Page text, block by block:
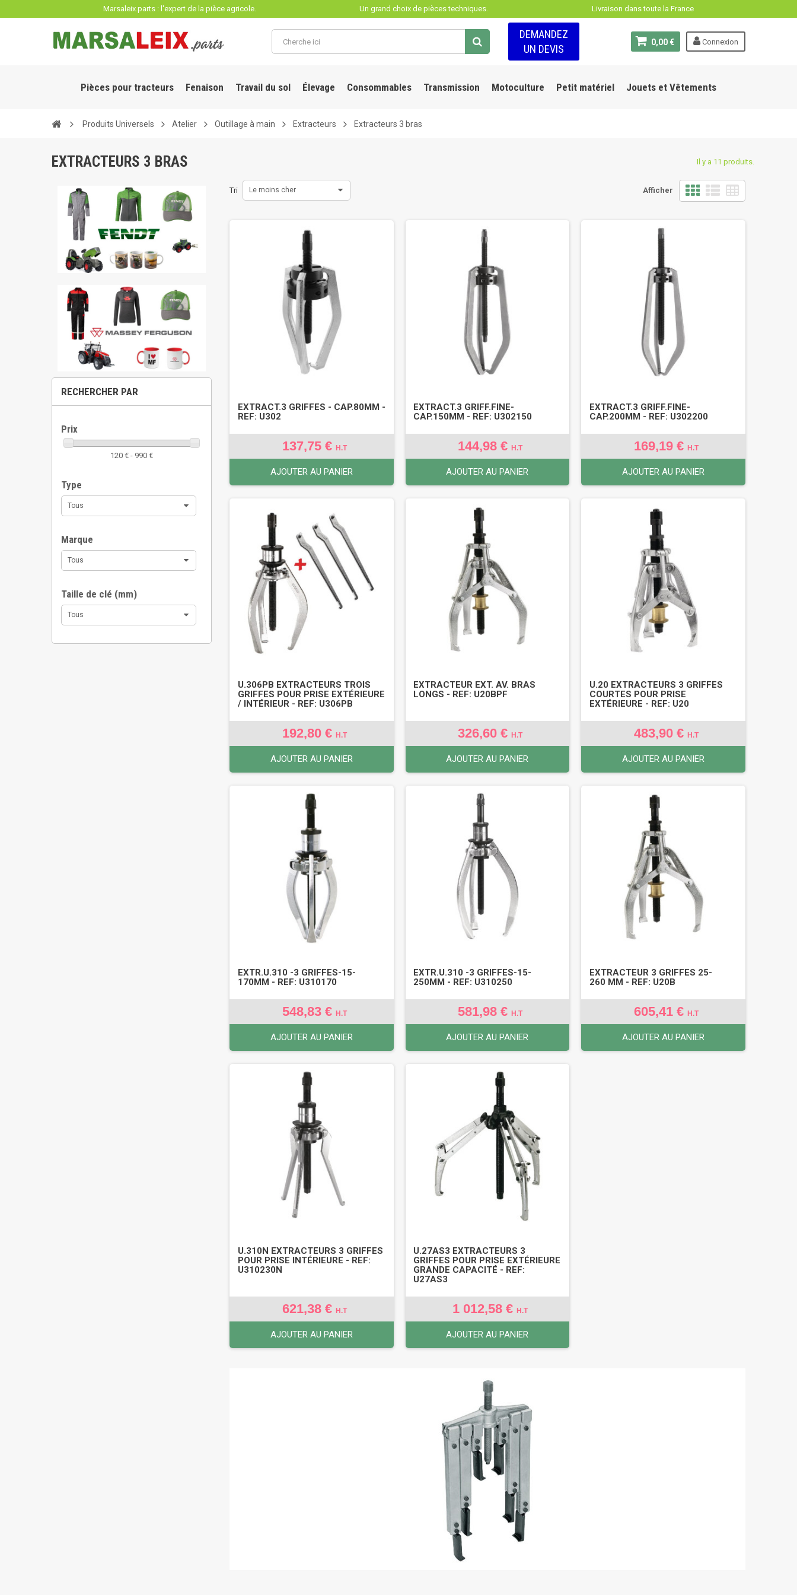
Marsaleix.parts : l'expert de la pièce agricole. Un grand choix de pièces techniques. Livraison dans toute la France
Connexion
0,00 €
DEMANDEZ
UN DEVIS
Pièces pour tracteurs Fenaison Travail du sol Élevage Consommables Transmission Motoculture Petit matériel Jouets et Vêtements
Produits Universels Atelier Outillage à main Extracteurs Extracteurs 3 bras
EXTRACTEURS 3 BRAS Il y a 11 produits.
RECHERCHER PAR
Prix
120 € - 990 €
Type
Tous
Marque
Tous
Taille de clé (mm)
Tous
Afficher
Tri Le moins cher
EXTRACT.3 GRIFFES - CAP.80MM -
REF: U302
137,75 € H.T
AJOUTER AU PANIER
EXTRACT.3 GRIFF.FINE-
CAP.150MM - REF: U302150
144,98 €H.T
AJOUTER AU PANIER
EXTRACT.3 GRIFF.FINE-
CAP.200MM - REF: U302200
169,19 €H.T
AJOUTER AU PANIER
U.306PB EXTRACTEURS TROIS
GRIFFES POUR PRISE EXTÉRIEURE
/ INTÉRIEUR - REF: U306PB
192,80 € H.T
AJOUTER AU PANIER
EXTRACTEUR EXT. AV. BRAS
LONGS - REF: U20BPF
326,60 €H.T
AJOUTER AU PANIER
U.20 EXTRACTEURS 3 GRIFFES
COURTES POUR PRISE
EXTÉRIEURE - REF: U20
483,90 €H.T
AJOUTER AU PANIER
EXTR.U.310 -3 GRIFFES-15-
170MM - REF: U310170
548,83 € H.T
AJOUTER AU PANIER
EXTR.U.310 -3 GRIFFES-15-
250MM - REF: U310250
581,98 €H.T
AJOUTER AU PANIER
EXTRACTEUR 3 GRIFFES 25-
260 MM - REF: U20B
605,41 €H.T
AJOUTER AU PANIER
U.310N EXTRACTEURS 3 GRIFFES
POUR PRISE INTÉRIEURE - REF:
U310230N
621,38 € H.T
AJOUTER AU PANIER
U.27AS3 EXTRACTEURS 3
GRIFFES POUR PRISE EXTÉRIEURE
GRANDE CAPACITÉ - REF:
U27AS3
1 012,58 €H.T
AJOUTER AU PANIER
Panneau de gestion des cookies